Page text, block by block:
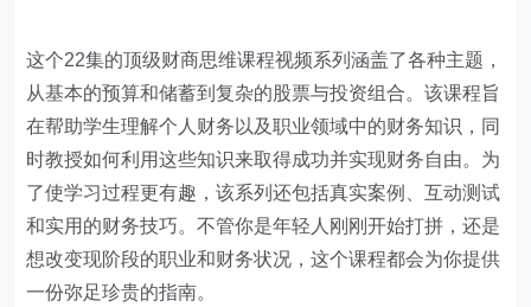
这个22集的顶级财商思维课程视频系列涵盖了各种主题，
从基本的预算和储蓄到复杂的股票与投资组合。该课程旨
在帮助学生理解个人财务以及职业领域中的财务知识，同
时教授如何利用这些知识来取得成功并实现财务自由。为
了使学习过程更有趣，该系列还包括真实案例、互动测试
和实用的财务技巧。不管你是年轻人刚刚开始打拼，还是
想改变现阶段的职业和财务状况，这个课程都会为你提供
一份弥足珍贵的指南。